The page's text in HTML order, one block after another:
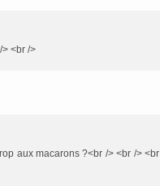
<br />
aux macarons ?<br /> <br /> <br